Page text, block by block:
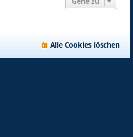
Alle Cookies löschen